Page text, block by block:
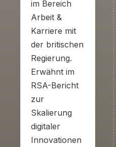
im Bereich
Arbeit &
Karriere mit
der britischen
Regierung.
Erwähnt im
RSA-Bericht
zur
Skalierung
digitaler
Innovationen